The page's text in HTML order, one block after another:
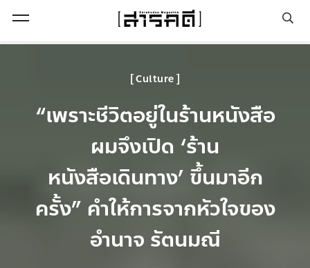
Culture
“เพราะชีวิตอยู่ในร้านหนังสือ
ผมจึงเปิด ‘ร้าน
หนังสือเดินทาง’ ขึ้นมาอีก
ครั้ง” คำให้การจากหัวใจของ
อำนาจ รัตนมณี